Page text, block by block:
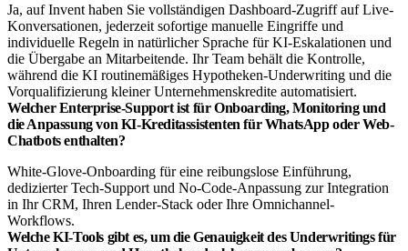
Ja, auf Invent haben Sie vollständigen Dashboard-Zugriff auf Live-
Konversationen, jederzeit sofortige manuelle Eingriffe und
individuelle Regeln in natürlicher Sprache für KI-Eskalationen und
die Übergabe an Mitarbeitende. Ihr Team behält die Kontrolle,
während die KI routinemäßiges Hypotheken-Underwriting und die
Vorqualifizierung kleiner Unternehmenskredite automatisiert.
Welcher Enterprise-Support ist für Onboarding, Monitoring und
die Anpassung von KI-Kreditassistenten für WhatsApp oder Web-
Chatbots enthalten?
White-Glove-Onboarding für eine reibungslose Einführung,
dedizierter Tech-Support und No-Code-Anpassung zur Integration
in Ihr CRM, Ihren Lender-Stack oder Ihre Omnichannel-
Workflows.
Welche KI-Tools gibt es, um die Genauigkeit des Underwritings für